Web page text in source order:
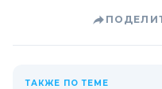
ТАКЖЕ ПО ТЕМЕ